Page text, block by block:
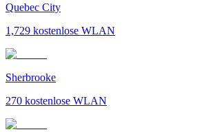
Quebec City
1,729 kostenlose WLAN
Sherbrooke
270 kostenlose WLAN